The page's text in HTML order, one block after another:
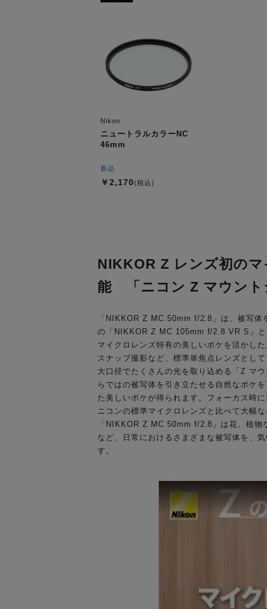
新品
Nikon
ニュートラルカラーNC
46mm
￥2,170(税込)
NIKKOR Z レンズ初の
能 「ニコン Z マウント
「NIKKOR Z MC 50mm f/2.8」は、被写体
の「NIKKOR Z MC 105mm f/2.8 VR S」と
マイクロレンズ特有の美しいボケを活かし
スナップ撮影など、標準単焦点レンズとして
大口径でたくさんの光を取り込める「Z マ
らではの被写体を引き立たせる自然なボケ
た美しいボケが得られます。フォーカス時
ニコンの標準マイクロレンズと比べて大幅
「NIKKOR Z MC 50mm f/2.8」は花、植物
など、日常におけるさまざまな被写体を、
す。